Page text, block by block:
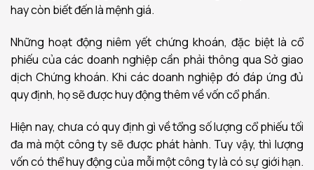
hay còn biết đến là mệnh giá.
Những hoạt động niêm yết chứng khoán, đặc biệt là cổ
phiếu của các doanh nghiệp cần phải thông qua Sở giao
dịch Chứng khoán. Khi các doanh nghiệp đó đáp ứng đủ
quy định, họ sẽ được huy động thêm về vốn cổ phần.
Hiện nay, chưa có quy định gì về tổng số lượng cổ phiếu tối
đa mà một công ty sẽ được phát hành. Tuy vậy, thì lượng
vốn có thể huy động của mỗi một công ty là có sự giới hạn.